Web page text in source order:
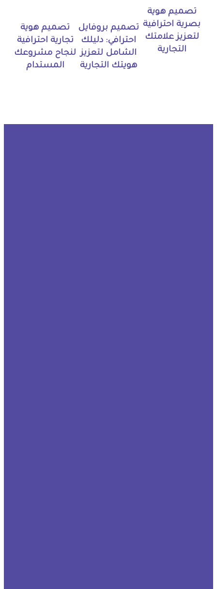
تصميم هوية
بصرية احترافية
لتعزيز علامتك
التجارية
تصميم بروفايل
احترافي: دليلك
الشامل لتعزيز
هويتك التجارية
تصميم هوية
تجارية احترافية
لنجاح مشروعك
المستدام